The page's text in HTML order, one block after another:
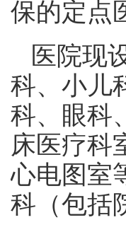
保的定点
医院现
科、小儿
科、眼科
床医疗科
心电图室
科（包括